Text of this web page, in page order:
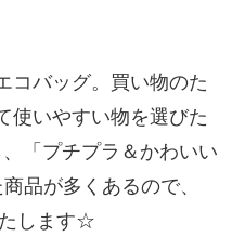
コバッグ。買い物のた
使いやすい物を選びた
「プチプラ＆かわいい
品が多くあるので、
します☆